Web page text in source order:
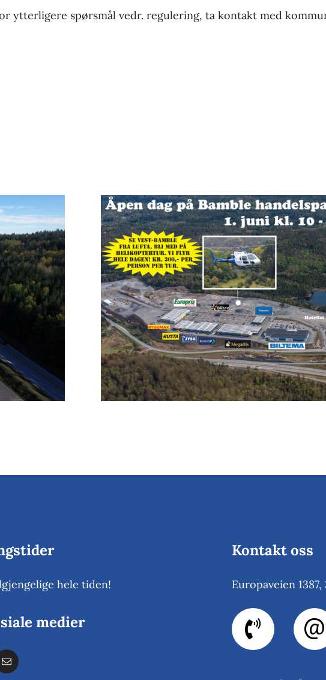
ytterligere spørsmål vedr. regulering, ta kontakt med
hele tiden!
medier
Kontakt oss
Europaveien